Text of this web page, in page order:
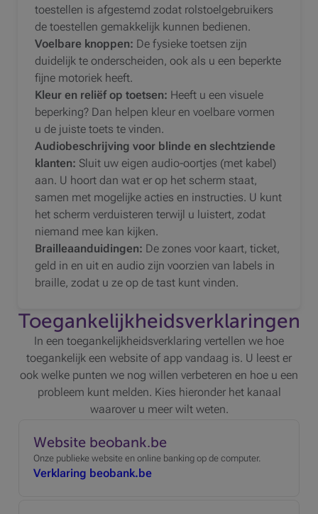
toestellen is afgestemd zodat rolstoelgebruikers
de toestellen gemakkelijk kunnen bedienen.
Voelbare knoppen: De fysieke toetsen zijn
duidelijk te onderscheiden, ook als u een beperkte
fijne motoriek heeft.
Kleur en reliëf op toetsen: Heeft u een visuele
beperking? Dan helpen kleur en voelbare vormen
u de juiste toets te vinden.
Audiobeschrijving voor blinde en slechtziende
klanten: Sluit uw eigen audio-oortjes (met kabel)
aan. U hoort dan wat er op het scherm staat,
samen met mogelijke acties en instructies. U kunt
het scherm verduisteren terwijl u luistert, zodat
niemand mee kan kijken.
Brailleaanduidingen: De zones voor kaart, ticket,
geld in en uit en audio zijn voorzien van labels in
braille, zodat u ze op de tast kunt vinden.
Toegankelijkheids­verklaringen
In een toegankelijkheidsverklaring vertellen we hoe
toegankelijk een website of app vandaag is. U leest er
ook welke punten we nog willen verbeteren en hoe u een
probleem kunt melden. Kies hieronder het kanaal
waarover u meer wilt weten.
Website beobank.be
Onze publieke website en online banking op de computer.
Verklaring beobank.be